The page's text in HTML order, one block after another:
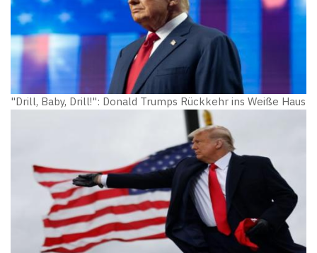
"Drill, Baby, Drill!": Donald Trumps Rückkehr ins Weiße Haus